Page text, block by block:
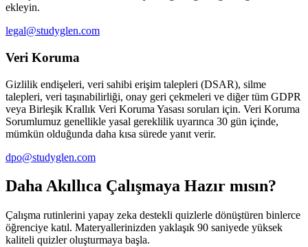
ekleyin.
legal@studyglen.com
Veri Koruma
Gizlilik endişeleri, veri sahibi erişim talepleri (DSAR), silme
talepleri, veri taşınabilirliği, onay geri çekmeleri ve diğer tüm GDPR
veya Birleşik Krallık Veri Koruma Yasası soruları için. Veri Koruma
Sorumlumuz genellikle yasal gereklilik uyarınca 30 gün içinde,
mümkün olduğunda daha kısa sürede yanıt verir.
dpo@studyglen.com
Daha Akıllıca Çalışmaya Hazır mısın?
Çalışma rutinlerini yapay zeka destekli quizlerle dönüştüren binlerce
öğrenciye katıl. Materyallerinizden yaklaşık 90 saniyede yüksek
kaliteli quizler oluşturmaya başla.